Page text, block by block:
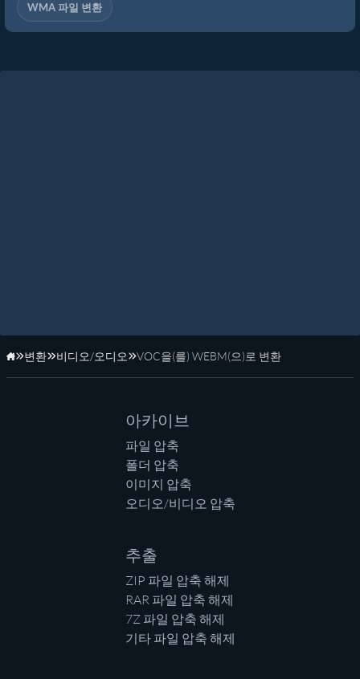
WMA 파일 변환
홈페이지
변환 비디오/오디오 VOC을(를) WEBM(으)로 변환
아카이브
파일 압축
폴더 압축
이미지 압축
오디오/비디오 압축
추출
ZIP 파일 압축 해제
RAR 파일 압축 해제
7Z 파일 압축 해제
기타 파일 압축 해제